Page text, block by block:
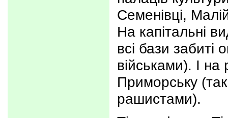
Семенівці,
На капітальні
всі бази забиті
військами). І
Приморську
рашистами).